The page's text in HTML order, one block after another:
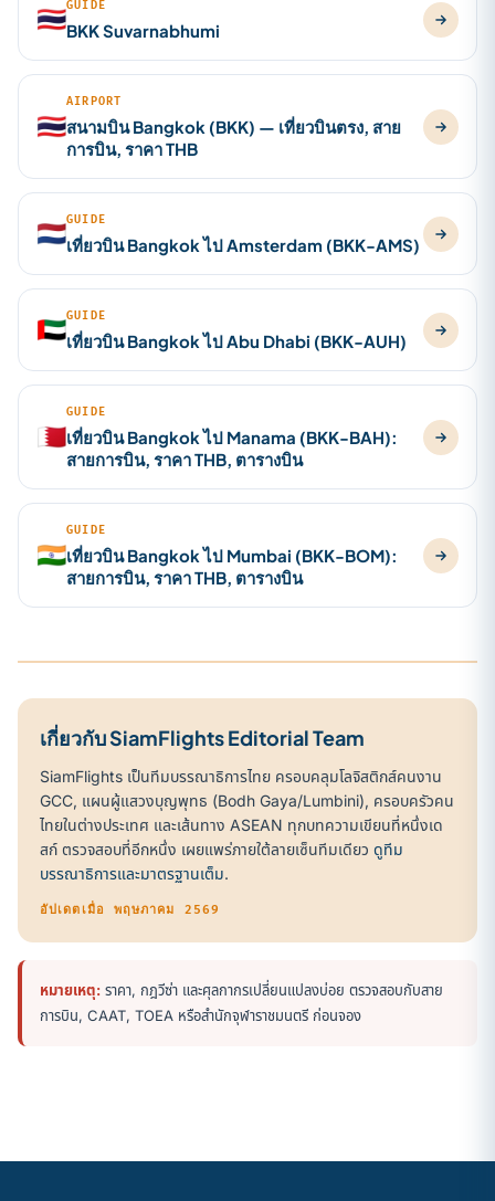
🇹🇭GUIDE
BKK Suvarnabhumi
🇹🇭
AIRPORT
สนามบิน Bangkok (BKK) — เที่ยวบินตรง, สาย
การบิน, ราคา THB
🇳🇱GUIDE
เที่ยวบิน Bangkok ไป Amsterdam (BKK-AMS)
🇦🇪GUIDE
เที่ยวบิน Bangkok ไป Abu Dhabi (BKK-AUH)
🇧🇭
GUIDE
เที่ยวบิน Bangkok ไป Manama (BKK-BAH):
สายการบิน, ราคา THB, ตารางบิน
🇮🇳
GUIDE
เที่ยวบิน Bangkok ไป Mumbai (BKK-BOM):
สายการบิน, ราคา THB, ตารางบิน
เกี่ยวกับ SiamFlights Editorial Team
SiamFlights เป็นทีมบรรณาธิการไทย ครอบคลุมโลจิสติกส์คนงาน
GCC, แผนผู้แสวงบุญพุทธ (Bodh Gaya/Lumbini), ครอบครัวคน
ไทยในต่างประเทศ และเส้นทาง ASEAN ทุกบทความเขียนที่หนึ่งเด
สก์ ตรวจสอบที่อีกหนึ่ง เผยแพร่ภายใต้ลายเซ็นทีมเดียว ดูทีม
บรรณาธิการและมาตรฐานเต็ม.
อัปเดตเมื่อ พฤษภาคม 2569
หมายเหตุ: ราคา, กฎวีซ่า และศุลกากรเปลี่ยนแปลงบ่อย ตรวจสอบกับสาย
การบิน, CAAT, TOEA หรือสำนักจุฬาราชมนตรี ก่อนจอง